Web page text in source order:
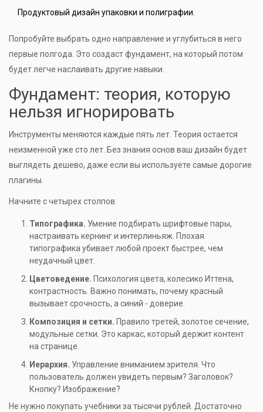
Продуктовый дизайн упаковки и полиграфии.
Попробуйте выбрать одно направление и углубиться в него
первые полгода. Это создаст фундамент, на который потом
будет легче наслаивать другие навыки.
Фундамент: теория, которую
нельзя игнорировать
Инструменты меняются каждые пять лет. Теория остается
неизменной уже сто лет. Без знания основ ваш дизайн будет
выглядеть дешево, даже если вы используете самые дорогие
плагины.
Начните с четырех столпов:
Типографика. Умение подбирать шрифтовые пары,
настраивать кернинг и интерлиньяж. Плохая
типографика убивает любой проект быстрее, чем
неудачный цвет.
Цветоведение. Психология цвета, колесико Иттена,
контрастность. Важно понимать, почему красный
вызывает срочность, а синий - доверие.
Композиция и сетки. Правило третей, золотое сечение,
модульные сетки. Это каркас, который держит контент
на странице.
Иерархия. Управление вниманием зрителя. Что
пользователь должен увидеть первым? Заголовок?
Кнопку? Изображение?
Не нужно покупать учебники за тысячи рублей. Достаточно